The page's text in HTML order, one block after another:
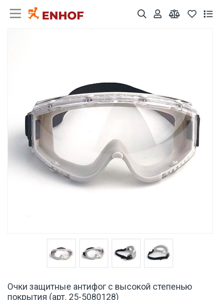
Очки защитные антифог с высокой степенью
покрытия (арт. 25-5080128)